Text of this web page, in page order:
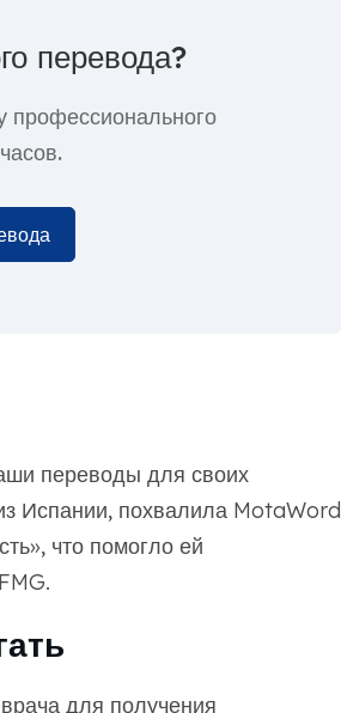
перевода?
профессионального
переводы для своих
Испании, похвалила MotaWord
что помогло ей
для получения